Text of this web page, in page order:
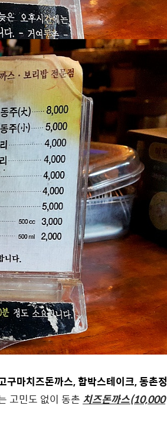
구마치즈돈까스, 함박스테이크, 동촌정
고민도 없이 동촌 치즈돈까스(10,000